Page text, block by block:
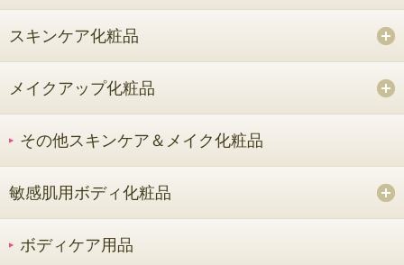
スキンケア化粧品
メイクアップ化粧品
その他スキンケア＆メイク化粧品
敏感肌用ボディ化粧品
ボディケア用品